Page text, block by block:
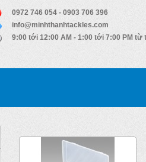
0972 746 054 - 0903 706 396
info@minhthanhtackles.com
9:00 tới 12:00 AM - 1:00 tới 7:00 PM từ